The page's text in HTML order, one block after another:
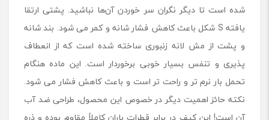
شده است تا دیگر نگران سر خوردن آن‌ها نباشید. پشتی ارتقا
یافته S شکل باعث کاهش فشار شانه و کمر می شود. بند شانه
و پشت از مش لانه زنبوری ساخته شده است که از انعطاف
پذیری و تنفس بسیار خوبی برخوردار است. این ماده هنگام
تحمل بار نرم تر و راحت تر است و باعث کاهش فشار می شود.
نکته حائز اهمیت دیگر در خصوص این محصول، طراحی ضد آب